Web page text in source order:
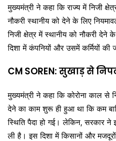
मुख्यमंत्री ने कहा कि राज्य में निजी
नौकरी स्थानीय को देने के लिए
निजी क्षेत्र में स्थानीय को नौकरी देने
दिशा में कंपनियों और उसमें कर्मियों
CM SOREN: सुखाड़ से
मुख्यमंत्री ने कहा कि कोरोना काल से
देने का काम शुरू ही हुआ था कि कम
स्थिति पैदा हो गई। लेकिन, सरकार ने
ली है। इस दिशा में किसानों और